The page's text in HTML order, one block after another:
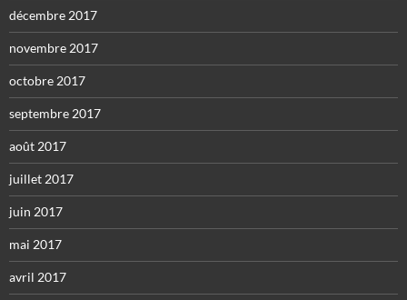
décembre 2017
novembre 2017
octobre 2017
septembre 2017
août 2017
juillet 2017
juin 2017
mai 2017
avril 2017